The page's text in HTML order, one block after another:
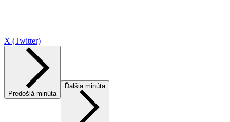
X (Twitter)
Predošlá minúta
Ďalšia minúta